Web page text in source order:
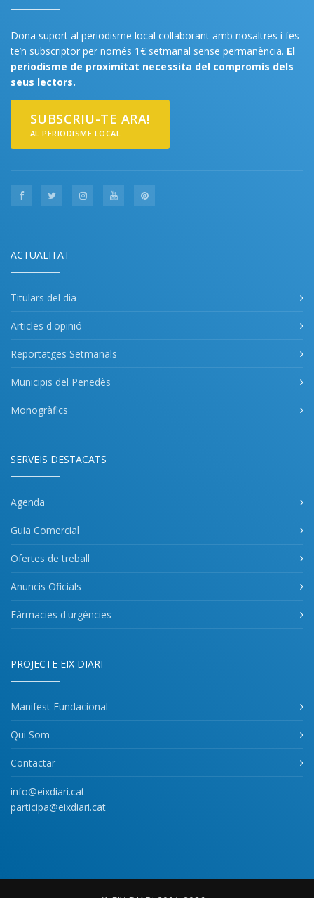
Dona suport al periodisme local col·laborant amb nosaltres i fes-
te’n subscriptor per només 1€ setmanal sense permanència. El
periodisme de proximitat necessita del compromís dels
seus lectors.
SUBSCRIU-TE ARA!
AL PERIODISME LOCAL
ACTUALITAT
Titulars del dia
Articles d'opinió
Reportatges Setmanals
Municipis del Penedès
Monogràfics
SERVEIS DESTACATS
Agenda
Guia Comercial
Ofertes de treball
Anuncis Oficials
Fàrmacies d'urgències
PROJECTE EIX DIARI
Manifest Fundacional
Qui Som
Contactar
info@eixdiari.cat
participa@eixdiari.cat